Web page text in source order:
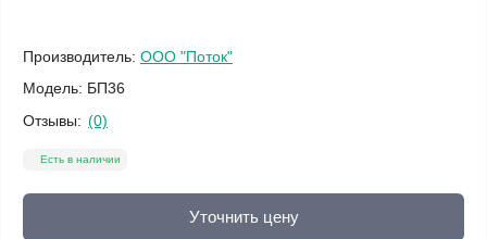
Производитель: ООО "Поток"
Модель: БП36
Отзывы: (0)
Есть в наличии
Уточнить цену